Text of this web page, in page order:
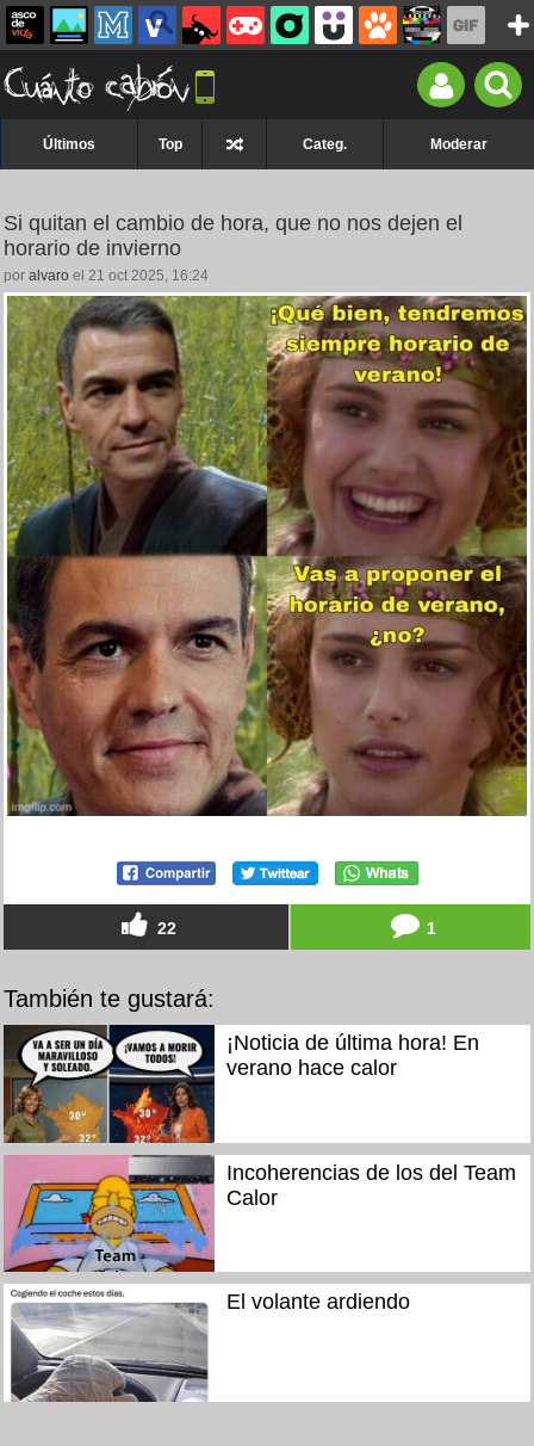
Últimos Top Categ. Moderar
Si quitan el cambio de hora, que no nos dejen el
horario de invierno
por alvaro el 21 oct 2025, 16:24
22 1
También te gustará:
¡Noticia de última hora! En
verano hace calor
Incoherencias de los del Team
Calor
El volante ardiendo